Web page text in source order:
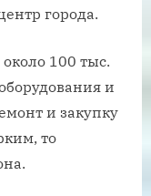
города.
100 тыс.
и
и закупку
то